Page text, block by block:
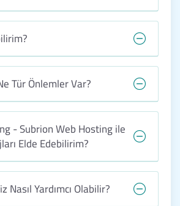
Tür Önlemler Var?
- Subrion Web Hosting ile
Elde Edebilirim?
Nasıl Yardımcı Olabilir?